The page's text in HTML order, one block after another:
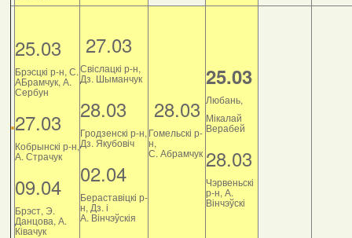
25.03
Брэсцкі р-н, С.
АБрамчук, А.
Сербун
27.03
Кобрынскі р-н,
А. Страчук
09.04
Брэст, Э.
Данцова, А.
Ківачук
27.03
Свіслацкі р-н,
Дз. Шыманчук
28.03
Гродзенскі р-н,
Дз. Якубовіч
02.04
Бераставіцкі р-
н, Дз. і
А. Вінчэўскія
28.03
Гомельскі р-
н,
С. Абрамчук
25.03
Любань,
Мікалай
Верабей
28.03
Чэрвеньскі
р-н, А.
Вінчэўскі